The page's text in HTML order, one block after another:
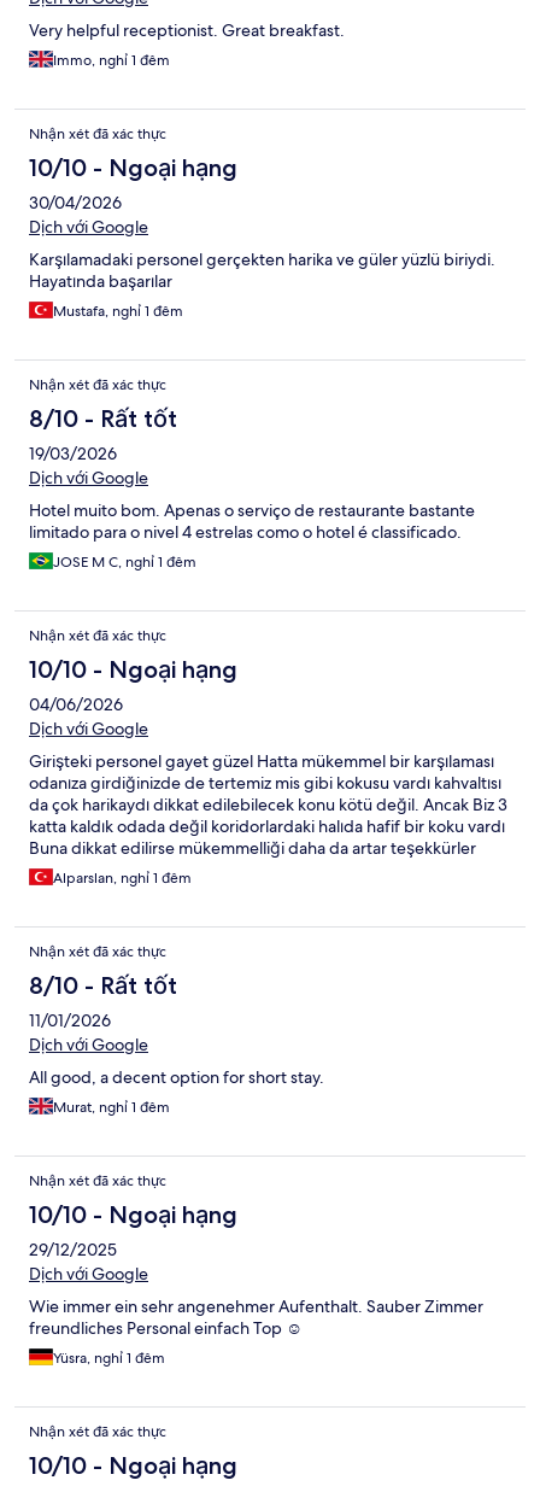
Very helpful receptionist. Great breakfast.
Immo, nghỉ 1 đêm
Nhận xét đã xác thực
10/10 - Ngoại hạng
30/04/2026
Dịch với Google
Karşılamadaki personel gerçekten harika ve güler yüzlü biriydi.
Hayatında başarılar
Mustafa, nghỉ 1 đêm
Nhận xét đã xác thực
8/10 - Rất tốt
19/03/2026
Dịch với Google
Hotel muito bom. Apenas o serviço de restaurante bastante
limitado para o nivel 4 estrelas como o hotel é classificado.
JOSE M C, nghỉ 1 đêm
Nhận xét đã xác thực
10/10 - Ngoại hạng
04/06/2026
Dịch với Google
Girişteki personel gayet güzel Hatta mükemmel bir karşılaması
odanıza girdiğinizde de tertemiz mis gibi kokusu vardı kahvaltısı
da çok harikaydı dikkat edilebilecek konu kötü değil. Ancak Biz 3
katta kaldık odada değil koridorlardaki halıda hafif bir koku vardı
Buna dikkat edilirse mükemmelliği daha da artar teşekkürler
Alparslan, nghỉ 1 đêm
Nhận xét đã xác thực
8/10 - Rất tốt
11/01/2026
Dịch với Google
All good, a decent option for short stay.
Murat, nghỉ 1 đêm
Nhận xét đã xác thực
10/10 - Ngoại hạng
29/12/2025
Dịch với Google
Wie immer ein sehr angenehmer Aufenthalt. Sauber Zimmer
freundliches Personal einfach Top ☺️
Yüsra, nghỉ 1 đêm
Nhận xét đã xác thực
10/10 - Ngoại hạng